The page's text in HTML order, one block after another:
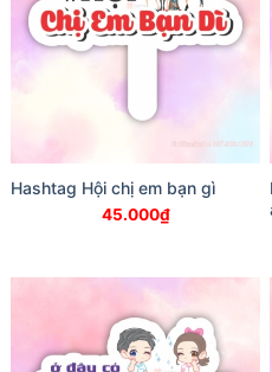
Hashtag Hội chị em bạn gì
45.000₫